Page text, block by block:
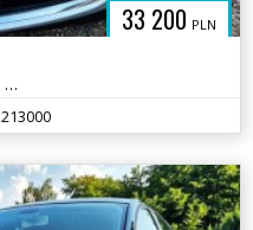
33 200 PLN
BENZYNA * AUTOMAT * skóra * martwa strefa * KAMERA * nawigacja * lift
213000